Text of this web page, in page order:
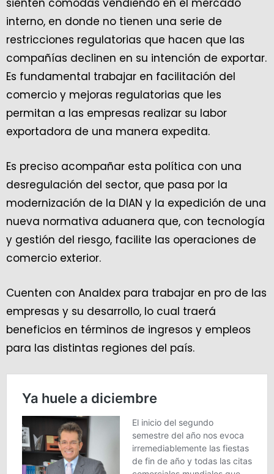
sienten cómodas vendiendo en el mercado
interno, en donde no tienen una serie de
restricciones regulatorias que hacen que las
compañías declinen en su intención de exportar.
Es fundamental trabajar en facilitación del
comercio y mejoras regulatorias que les
permitan a las empresas realizar su labor
exportadora de una manera expedita.
Es preciso acompañar esta política con una
desregulación del sector, que pasa por la
modernización de la DIAN y la expedición de una
nueva normativa aduanera que, con tecnología
y gestión del riesgo, facilite las operaciones de
comercio exterior.
Cuenten con Analdex para trabajar en pro de las
empresas y su desarrollo, lo cual traerá
beneficios en términos de ingresos y empleos
para las distintas regiones del país.